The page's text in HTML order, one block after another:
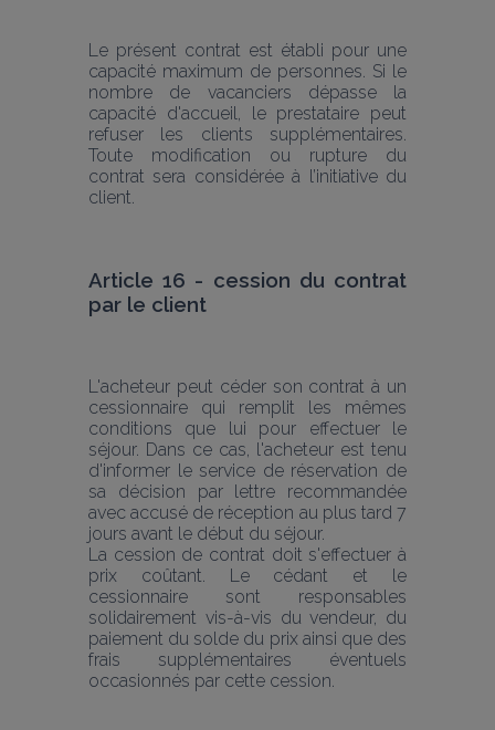
Le présent contrat est établi pour une
capacité maximum de personnes. Si le
nombre de vacanciers dépasse la
capacité d'accueil, le prestataire peut
refuser les clients supplémentaires.
Toute modification ou rupture du
contrat sera considérée à l’initiative du
client.
Article 16 - cession du contrat
par le client
L'acheteur peut céder son contrat à un
cessionnaire qui remplit les mêmes
conditions que lui pour effectuer le
séjour. Dans ce cas, l'acheteur est tenu
d'informer le service de réservation de
sa décision par lettre recommandée
avec accusé de réception au plus tard 7
jours avant le début du séjour.
La cession de contrat doit s'effectuer à
prix coûtant. Le cédant et le
cessionnaire sont responsables
solidairement vis-à-vis du vendeur, du
paiement du solde du prix ainsi que des
frais supplémentaires éventuels
occasionnés par cette cession.